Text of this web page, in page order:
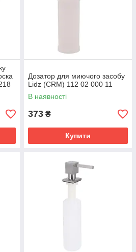
Дозатор для миючого засобу
Lidz (CRM) 112 02 000 11
В наявності
373 ₴
Купити